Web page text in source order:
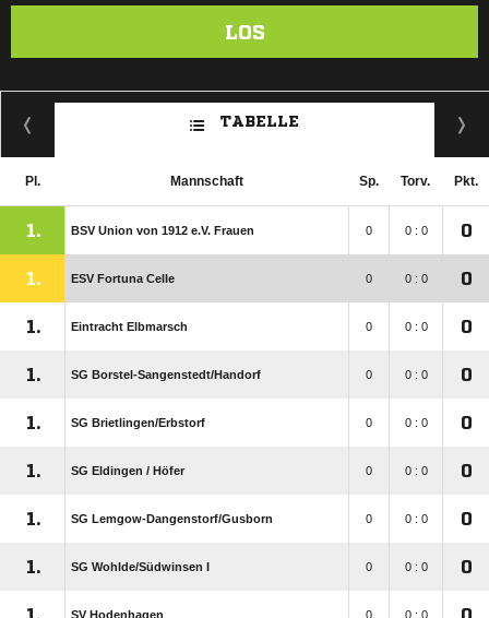
LOS
TABELLE
Pl. Mannschaft Sp. Torv. Pkt.
1. BSV Union von 1912 e.V. Frauen 0 0 : 0 0
1. ESV Fortuna Celle 0 0 : 0 0
1. Eintracht Elbmarsch 0 0 : 0 0
1. SG Borstel-Sangenstedt/​Handorf 0 0 : 0 0
1. SG Brietlingen/​Erbstorf 0 0 : 0 0
1. SG Eldingen /​ Höfer 0 0 : 0 0
1. SG Lemgow-Dangenstorf/​Gusborn 0 0 : 0 0
1. SG Wohlde/​Südwinsen I 0 0 : 0 0
SV Hodenhagen 0 0 : 0